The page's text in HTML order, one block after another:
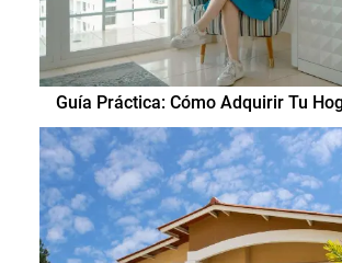
Guía Práctica: Cómo Adquirir Tu